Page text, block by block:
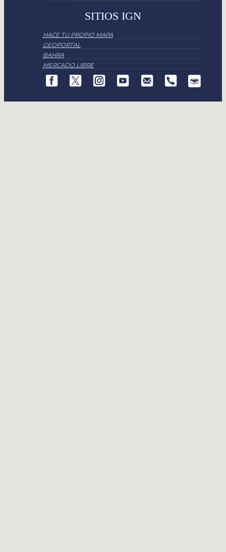
SITIOS IGN
HACE TU PROPIO MAPA
GEOPORTAL
BAHRA
MERCADO LIBRE